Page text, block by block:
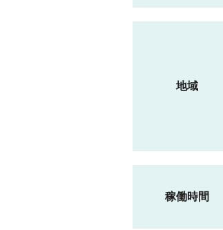
地域
稼働時間